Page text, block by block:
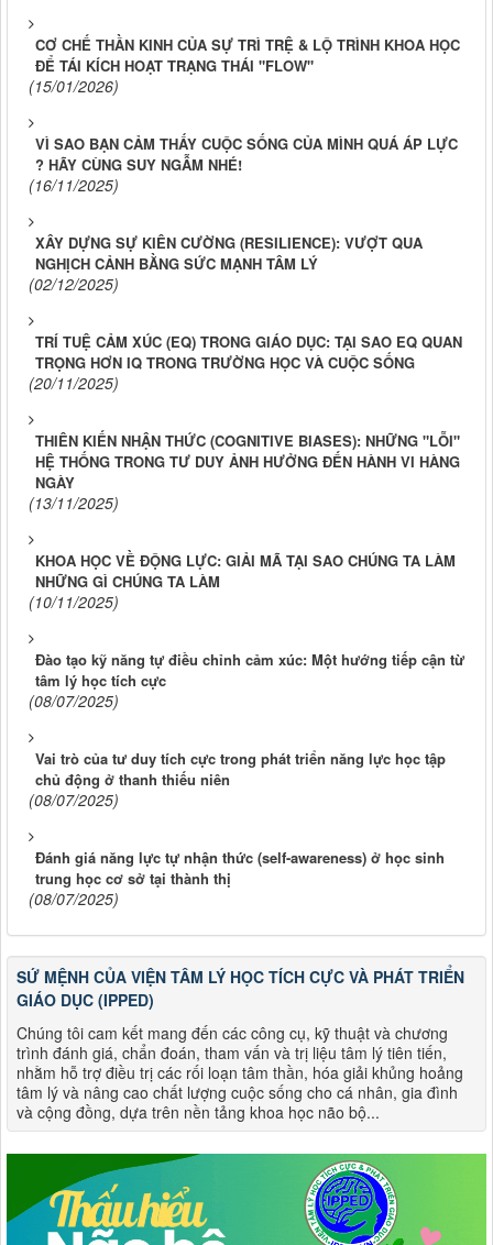
CƠ CHẾ THẦN KINH CỦA SỰ TRÌ TRỆ & LỘ TRÌNH KHOA HỌC
ĐỂ TÁI KÍCH HOẠT TRẠNG THÁI "FLOW"
(15/01/2026)
VÌ SAO BẠN CẢM THẤY CUỘC SỐNG CỦA MÌNH QUÁ ÁP LỰC
? HÃY CÙNG SUY NGẪM NHÉ!
(16/11/2025)
XÂY DỰNG SỰ KIÊN CƯỜNG (RESILIENCE): VƯỢT QUA
NGHỊCH CẢNH BẰNG SỨC MẠNH TÂM LÝ
(02/12/2025)
TRÍ TUỆ CẢM XÚC (EQ) TRONG GIÁO DỤC: TẠI SAO EQ QUAN
TRỌNG HƠN IQ TRONG TRƯỜNG HỌC VÀ CUỘC SỐNG
(20/11/2025)
THIÊN KIẾN NHẬN THỨC (COGNITIVE BIASES): NHỮNG "LỖI"
HỆ THỐNG TRONG TƯ DUY ẢNH HƯỞNG ĐẾN HÀNH VI HÀNG
NGÀY
(13/11/2025)
KHOA HỌC VỀ ĐỘNG LỰC: GIẢI MÃ TẠI SAO CHÚNG TA LÀM
NHỮNG GÌ CHÚNG TA LÀM
(10/11/2025)
Đào tạo kỹ năng tự điều chỉnh cảm xúc: Một hướng tiếp cận từ
tâm lý học tích cực
(08/07/2025)
Vai trò của tư duy tích cực trong phát triển năng lực học tập
chủ động ở thanh thiếu niên
(08/07/2025)
Đánh giá năng lực tự nhận thức (self-awareness) ở học sinh
trung học cơ sở tại thành thị
(08/07/2025)
SỨ MỆNH CỦA VIỆN TÂM LÝ HỌC TÍCH CỰC VÀ PHÁT TRIỂN
GIÁO DỤC (IPPED)
Chúng tôi cam kết mang đến các công cụ, kỹ thuật và chương
trình đánh giá, chẩn đoán, tham vấn và trị liệu tâm lý tiên tiến,
nhằm hỗ trợ điều trị các rối loạn tâm thần, hóa giải khủng hoảng
tâm lý và nâng cao chất lượng cuộc sống cho cá nhân, gia đình
và cộng đồng, dựa trên nền tảng khoa học não bộ...